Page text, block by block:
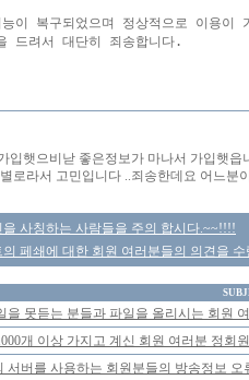
이 복구되었으며 정상적으로 이용이
드려서 대단히 죄송합니다.
입햇으비낟 좋은정보가 마나서 가입햇
로라서 고민입니다 ..죄송한데요 어느분
사칭하는 사람들을 주의 합시다.~~!!!!
페쇄에 대한 회원 여러분들의 의견을 수
을 못듣는 분들과 파일을 올리시는 회원
개 이상 가지고 계신 회원 여러분 정회
서버를 사용하는 회원분들의 방송정보 오